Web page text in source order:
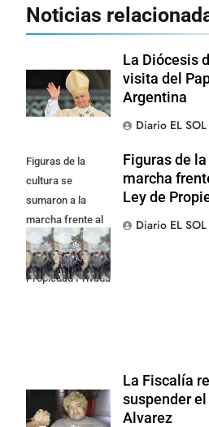
Noticias
La Diócesis
visita del
Argentina
Diario EL SOL
Figuras de la
cultura se
sumaron a la
marcha frente al
Congreso contra
la Ley de
Propiedad Privada
Figuras de
marcha
Ley de
Diario EL SOL
La Fiscalía
suspender
Alvarez